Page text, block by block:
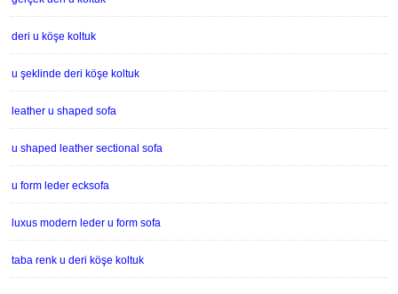
deri u köşe koltuk
u şeklinde deri köşe koltuk
leather u shaped sofa
u shaped leather sectional sofa
u form leder ecksofa
luxus modern leder u form sofa
taba renk u deri köşe koltuk